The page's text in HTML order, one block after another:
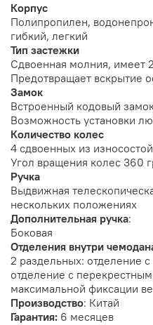
Корпус
Полипропилен,
гибкий, легкий
Тип застежки
Сдвоенная молния, имеет
Предотвращает вскрытие
Замок
Встроенный кодовый
Возможность установки
Количество колес
4 сдвоенных из
Угол вращения колес 360
Ручка
Выдвижная
нескольких положениях
Дополнительная ручка:
Боковая
Отделения внутри
2 раздельных: отделение
отделение с
максимальной фиксации
Производство: Китай
Гарантия: 6 месяцев